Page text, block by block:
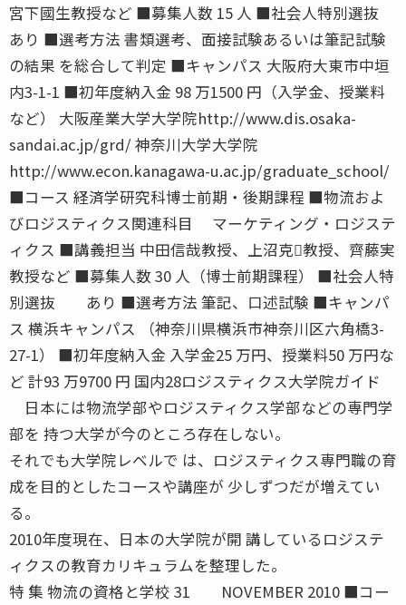
宮下國生教授など ■募集人数 15 人 ■社会人特別選抜
あり ■選考方法 書類選考、面接試験あるいは筆記試験
の結果 を総合して判定 ■キャンパス 大阪府大東市中垣
内3-1-1 ■初年度納入金 98 万1500 円（入学金、授業料
など） 大阪産業大学大学院http://www.dis.osaka-
sandai.ac.jp/grd/ 神奈川大学大学院
http://www.econ.kanagawa-u.ac.jp/graduate_school/
■コース 経済学研究科博士前期・後期課程 ■物流およ
びロジスティクス関連科目 マーケティング・ロジステ
ィクス ■講義担当 中田信哉教授、上沼克教授、齊藤実
教授など ■募集人数 30 人（博士前期課程） ■社会人特
別選抜 あり ■選考方法 筆記、口述試験 ■キャンパ
ス 横浜キャンパス （神奈川県横浜市神奈川区六角橋3-
27-1） ■初年度納入金 入学金25 万円、授業料50 万円な
ど 計93 万9700 円 国内28ロジスティクス大学院ガイド
日本には物流学部やロジスティクス学部などの専門学
部を 持つ大学が今のところ存在しない。
それでも大学院レベルで は、ロジスティクス専門職の育
成を目的としたコースや講座が 少しずつだが増えてい
る。
2010年度現在、日本の大学院が開 講しているロジステ
ィクスの教育カリキュラムを整理した。
特 集 物流の資格と学校 31 NOVEMBER 2010 ■コー